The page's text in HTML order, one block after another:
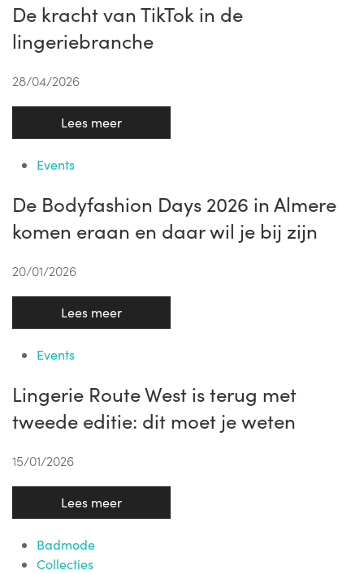
De kracht van TikTok in de
lingeriebranche
28/04/2026
Lees meer
Events
De Bodyfashion Days 2026 in Almere
komen eraan en daar wil je bij zijn
20/01/2026
Lees meer
Events
Lingerie Route West is terug met
tweede editie: dit moet je weten
15/01/2026
Lees meer
Badmode
Collecties